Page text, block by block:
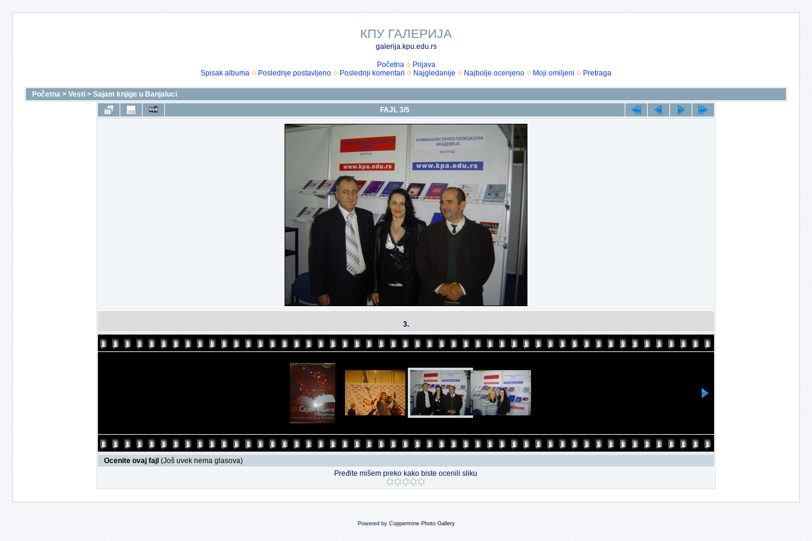
КПУ ГАЛЕРИЈА
galerija.kpu.edu.rs
Početna
Prijava
Spisak albuma
Poslednje postavljeno Poslednji komentari Najgledanije Najbolje ocenjeno Moji omiljeni Pretraga
Početna > Vesti > Sajam knjige u Banjaluci
FAJL 3/5
3.
Ocenite ovaj fajl (Još uvek nema glasova)
Pređite mišem preko kako biste ocenili sliku
Powered by Coppermine Photo Gallery